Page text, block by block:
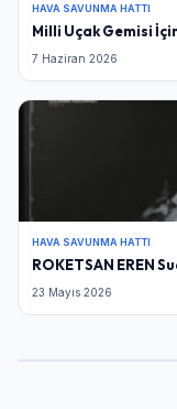
HAVA SAVUNMA HATTI
Milli Uçak Gemisi
7 Haziran 2026
HAVA SAVUNMA HATTI
ROKETSAN EREN
23 Mayıs 2026